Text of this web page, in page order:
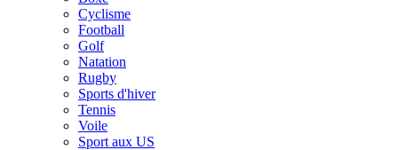
Cyclisme
Football
Golf
Natation
Rugby
Sports d'hiver
Tennis
Voile
Sport aux US